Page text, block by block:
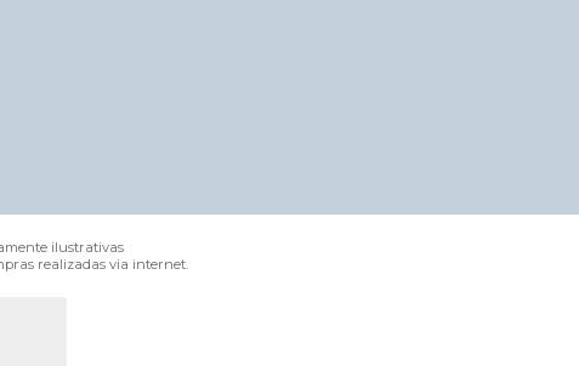
ilustrativas
realizadas via internet.